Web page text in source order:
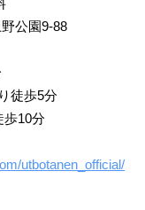
公園9-88
歩5分
10分
utbotanen_official/